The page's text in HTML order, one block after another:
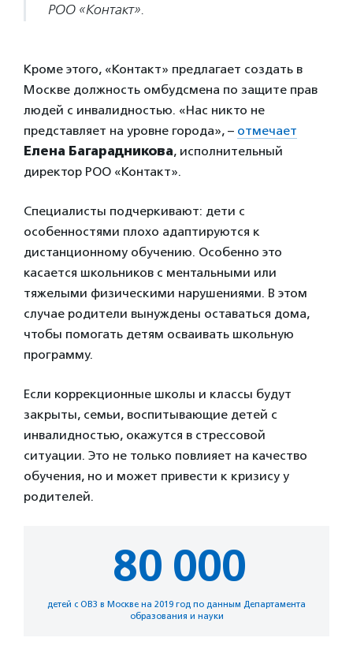
РОО «Контакт».
Кроме этого, «Контакт» предлагает создать в
Москве должность омбудсмена по защите прав
людей с инвалидностью. «Нас никто не
представляет на уровне города», – отмечает
Елена Багарадникова, исполнительный
директор РОО «Контакт».
Специалисты подчеркивают: дети с
особенностями плохо адаптируются к
дистанционному обучению. Особенно это
касается школьников с ментальными или
тяжелыми физическими нарушениями. В этом
случае родители вынуждены оставаться дома,
чтобы помогать детям осваивать школьную
программу.
Если коррекционные школы и классы будут
закрыты, семьи, воспитывающие детей с
инвалидностью, окажутся в стрессовой
ситуации. Это не только повлияет на качество
обучения, но и может привести к кризису у
родителей.
80 000
детей с ОВЗ в Москве на 2019 год по данным Департамента
образования и науки